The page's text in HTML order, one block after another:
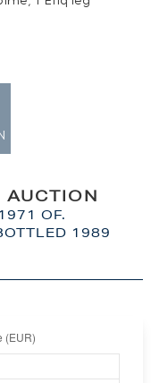
AUCTION
OF.
1989